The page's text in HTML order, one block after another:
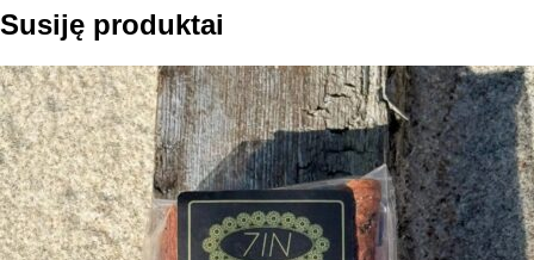
Susiję produktai